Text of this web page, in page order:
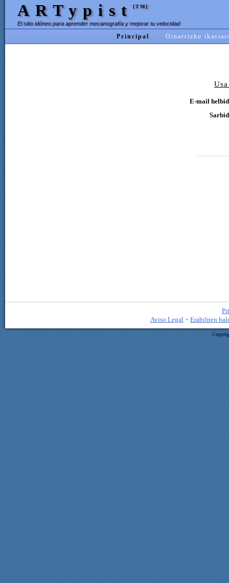
ARTypist [TM]
El sitio idóneo para aprender mecanografía y mejorar tu velocidad
Principal Oinarrizko
E-mail
Aviso Legal · Erabilpen